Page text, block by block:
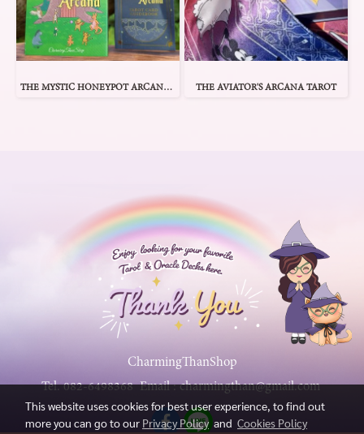
THE MYSTIC HONEYPOT ARCANA TAROT THE AVIATOR'S ARCANA TAROT
CharmingThanShop
Tel.082-6498368Email :charmingthan@gmail.com
This website uses cookies for best user experience, to find out
more you can go to our Privacy Policyand Cookies Policy